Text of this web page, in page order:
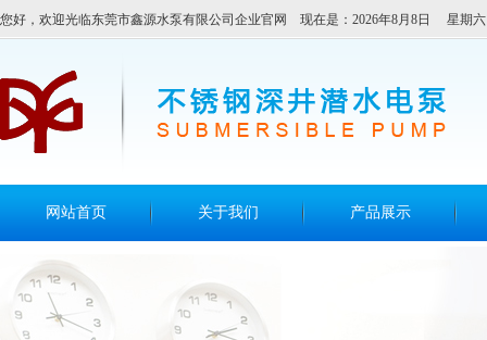
您好，欢迎光临东莞市鑫源水泵有限公司企业官网 现在是：2026年8月8日 星期六
网站首页 关于我们 产品展示